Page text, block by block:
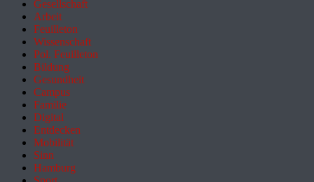
Gesellschaft
Arbeit
Feuilleton
Wissenschaft
Pol. Feuilleton
Bildung
Gesundheit
Campus
Familie
Digital
Entdecken
Mobilität
Sinn
Hamburg